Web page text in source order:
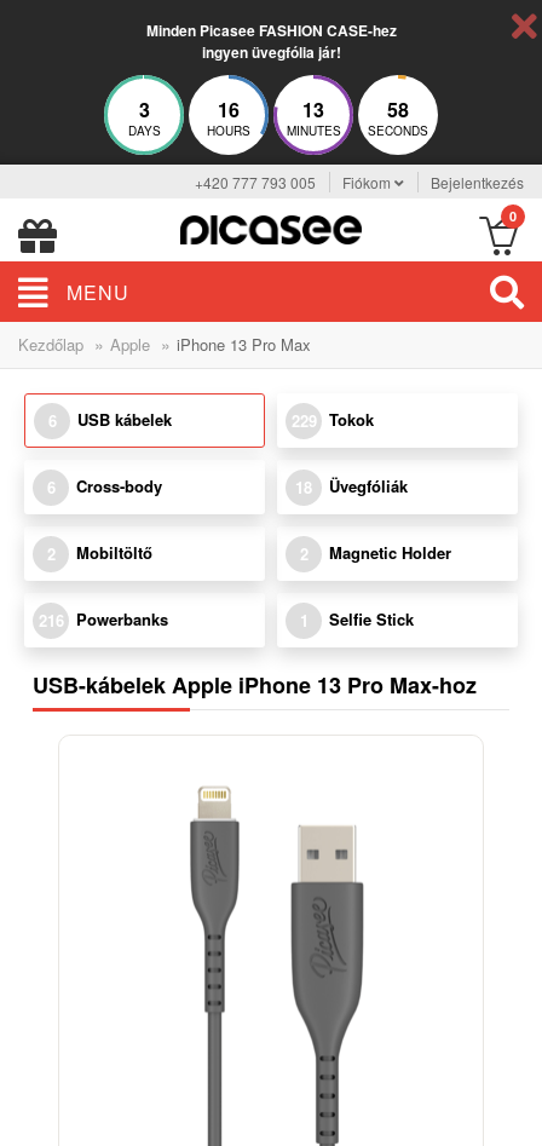
Minden Picasee FASHION CASE-hez
ingyen üvegfólia jár!
3
DAYS
16
HOURS
13
MINUTES
58
SECONDS
+420 777 793 005 Fiókom Bejelentkezés
0
MENU
Kezdőlap » Apple » iPhone 13 Pro Max
6 USB kábelek 229 Tokok
6 Cross-body 18 Üvegfóliák
2 Mobiltöltő 2 Magnetic Holder
216 Powerbanks 1 Selfie Stick
USB-kábelek Apple iPhone 13 Pro Max-hoz